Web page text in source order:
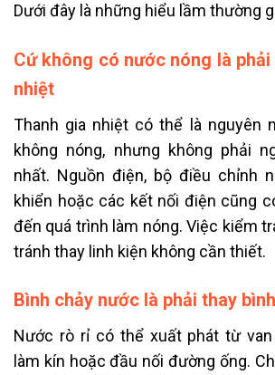
Dưới đây là những hiểu lầm thường
Cứ không có nước nóng là
nhiệt
Thanh gia nhiệt có thể là nguyên
không nóng, nhưng không phải
nhất. Nguồn điện, bộ điều chỉnh
khiển hoặc các kết nối điện cũng
đến quá trình làm nóng. Việc kiểm
tránh thay linh kiện không cần thiết.
Bình chảy nước là phải thay
Nước rò rỉ có thể xuất phát từ van
làm kín hoặc đầu nối đường ống.